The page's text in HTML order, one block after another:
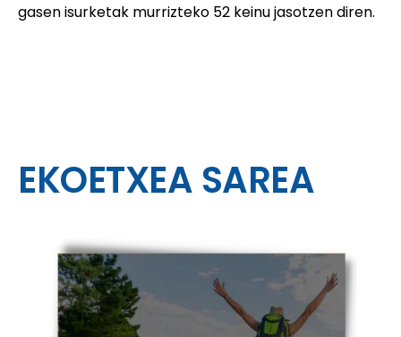
gasen isurketak murrizteko 52 keinu jasotzen diren.
EKOETXEA SAREA